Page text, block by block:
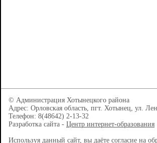
© Администрация Хотынецкого района
Адрес: Орловская область, пгт. Хотынец, ул.
Телефон: 8(48642) 2-13-32
Разработка сайта - Центр интернет-образования
Используя данный сайт, вы даёте согласие на